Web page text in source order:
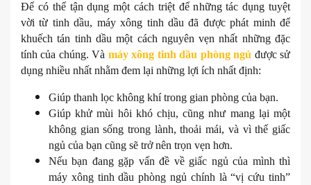
Để có thể tận dụng một cách triệt để những tác dụng tuyệt
vời từ tinh dầu, máy xông tinh dầu đã được phát minh để
khuếch tán tinh dầu một cách nguyên vẹn nhất những đặc
tính của chúng. Và máy xông tinh dầu phòng ngủ được sử
dụng nhiều nhất nhằm đem lại những lợi ích nhất định:
Giúp thanh lọc không khí trong gian phòng của bạn.
Giúp khử mùi hôi khó chịu, cũng như mang lại một
không gian sống trong lành, thoải mái, và vì thế giấc
ngủ của bạn cũng sẽ trở nên trọn vẹn hơn.
Nếu bạn đang gặp vấn đề về giấc ngủ của mình thì
máy xông tinh dầu phòng ngủ chính là “vị cứu tinh”